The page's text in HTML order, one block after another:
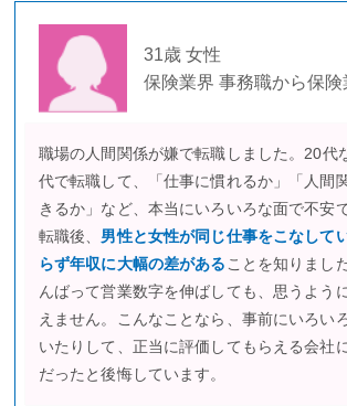
31歳 女性
保険業界 事務職から保
職場の人間関係が嫌で転職しました。20代
代で転職して、「仕事に慣れるか」「人間
きるか」など、本当にいろいろな面で不安
転職後、 男性と女性が同じ仕事をこなして
らず年収に大幅の差があることを知りまし
んばって営業数字を伸ばしても、思うよう
えません。こんなことなら、事前にいろい
いたりして、正当に評価してもらえる会社
だったと後悔しています。